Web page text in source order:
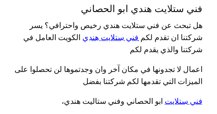
فني ستلايت هندي ابو الحصاني
هل تبحث عن فني ستلايت هندي رخيص واحترافي؟ يسر
شركتنا ان تقدم لكم فني ستلايت هندي الكويت العامل في
شركتنا والذي يقدم لكم
اعمال لا تجدونها في مكان آخر وان وجدتموها لن تحصلوا على
الميزات التي تقدمها لكم شركتنا بفضل
فني ستلايت ابو الحصاني وفني ستاليت هندي،